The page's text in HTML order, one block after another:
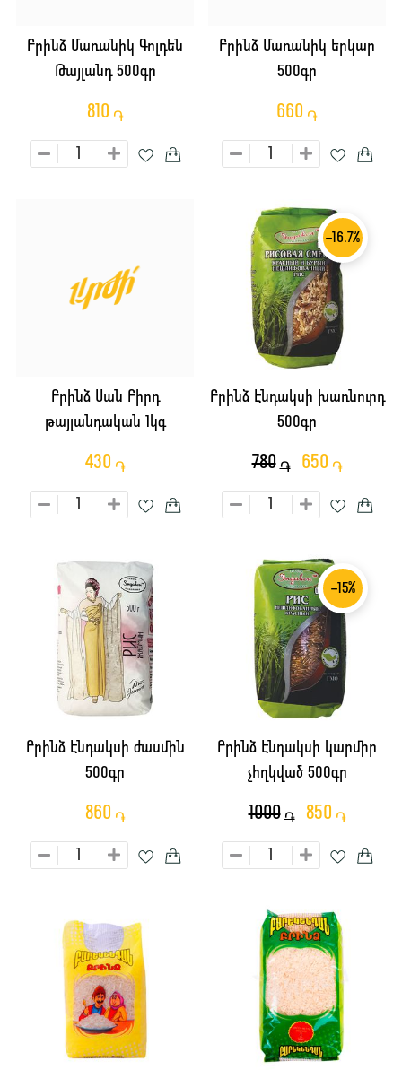
Բրինձ Մառանիկ Գոլդեն
Թայլանդ 500գր
810 ֏
Բրինձ Մառանիկ երկար
500գր
660 ֏
Բրինձ Սան Բիրդ
թայլանդական 1կգ
430 ֏
-16.7%
Բրինձ Էնդակսի խառնուրդ
500գր
780 ֏ 650 ֏
Բրինձ Էնդակսի ժասմին
500գր
860 ֏
-15%
Բրինձ Էնդակսի կարմիր
չհղկված 500գր
1000 ֏ 850 ֏